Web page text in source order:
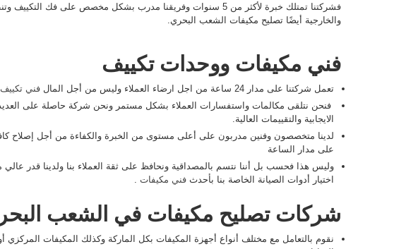
فشركتنا تمتلك خبرة لأكثر من 5 سنوات وفريقنا مدرب بشكل مخصص على فك
والخارجية أيضًا تصليح مكيفات الشعب البحري.
فني مكيفات ووحدات تكييف
تعمل شركتنا على مدار 24 ساعة من اجل ارضاء العملاء وليس من أجل المال فني تكييف
فنحن نتلقى مكالمات واستفسارات العملاء بشكل مستمر ونحن شركة حاصلة على العديد
الايجابية والتقييمات العالية.
لدينا متخصصون وفنين مدربون على أعلى مستوى من الخبرة والكفاءة من أجل إصلاح
على مدار الساعة
وليس هذا فحسب بل أننا نتسم بالمصداقية ونحافظ على ثقة العملاء بنا ولدينا قدر
اختيار أدوات الصيانة الخاصة بنا بأحدث فني مكيفات
شركات تصليح مكيفات في الشعب
نقوم بالتعامل مع مختلف أنواع أجهزة المكيفات بكل الماركة وكذلك المكيفات المركزي